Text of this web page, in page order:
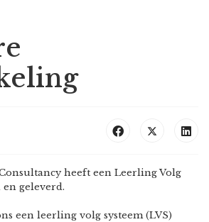
heeft een Leerling Volg
geleverd.
een leerling volg systeem (LVS)